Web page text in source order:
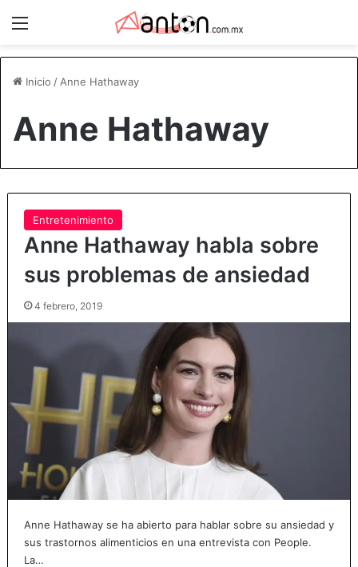
Inicio / Anne Hathaway
Anne Hathaway
Entretenimiento
Anne Hathaway habla sobre
sus problemas de ansiedad
4 febrero, 2019
Anne Hathaway se ha abierto para hablar sobre su ansiedad y
sus trastornos alimenticios en una entrevista con People.
La…